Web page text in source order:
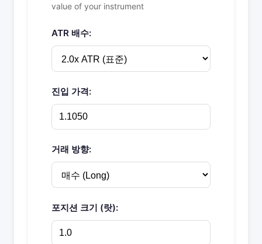
value of your instrument
ATR 배수:
진입 가격:
거래 방향:
포지션 크기 (랏):